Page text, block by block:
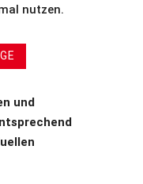
nutzen.
und